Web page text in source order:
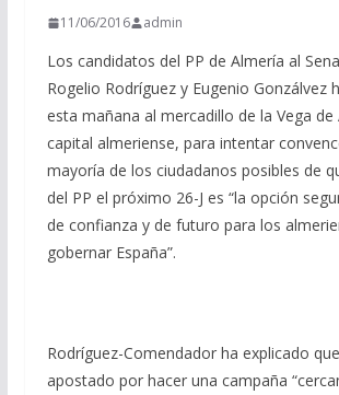
11/06/2016 admin
Los candidatos del PP de Almería al
Rogelio Rodríguez y Eugenio Gonzálvez
esta mañana al mercadillo de la Vega de
capital almeriense, para intentar
mayoría de los ciudadanos posibles de
del PP el próximo 26-J es “la opción
de confianza y de futuro para los
gobernar España”.
Rodríguez-Comendador ha explicado
apostado por hacer una campaña